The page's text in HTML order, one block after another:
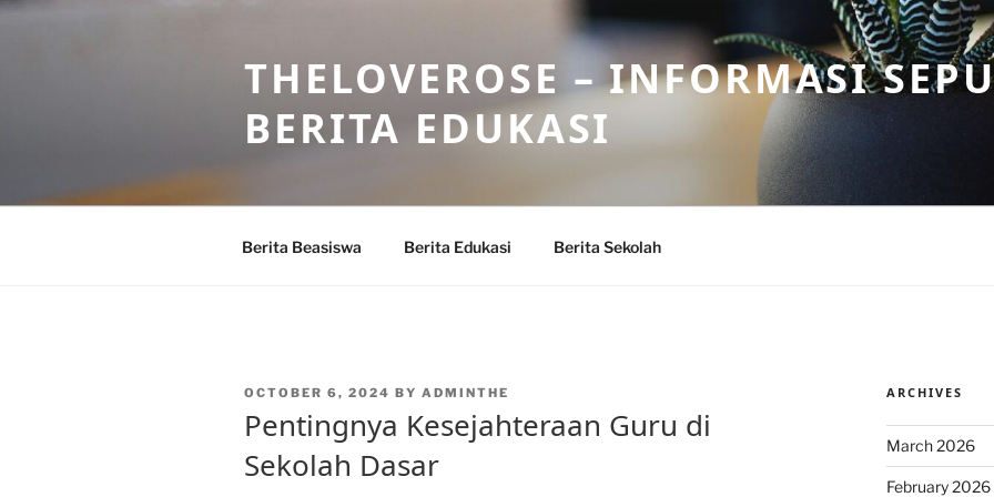
Skip
THELOVEROSE – INFORMASI
BERITA EDUKASI
Berita Beasiswa Berita Edukasi Berita Sekolah
POSTED
OCTOBER 6, 2024 BY ADMINTHE
Pentingnya Kesejahteraan Guru di
Sekolah Dasar
ARCHIVES
March 2026
February 2026